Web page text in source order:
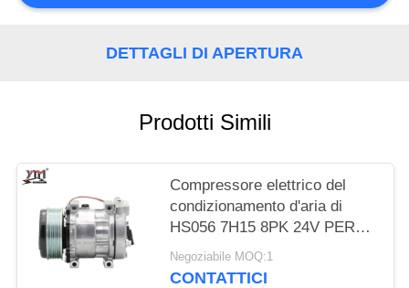
DETTAGLI DI APERTURA
Prodotti Simili
Compressore elettrico del
condizionamento d'aria di
HS056 7H15 8PK 24V PER
KOBELCO-8 SK-8
Negoziabile MOQ:1
CONTATTICI